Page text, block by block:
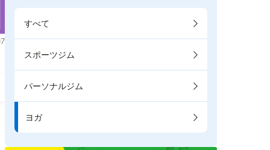
すべて
スポーツジム
パーソナルジム
ヨガ